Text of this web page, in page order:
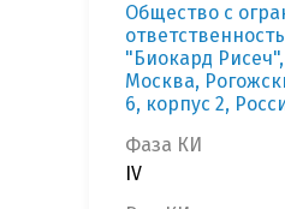
Общество с
"Биокард Рисеч",
Москва,
6, корпус 2,
Фаза КИ
IV